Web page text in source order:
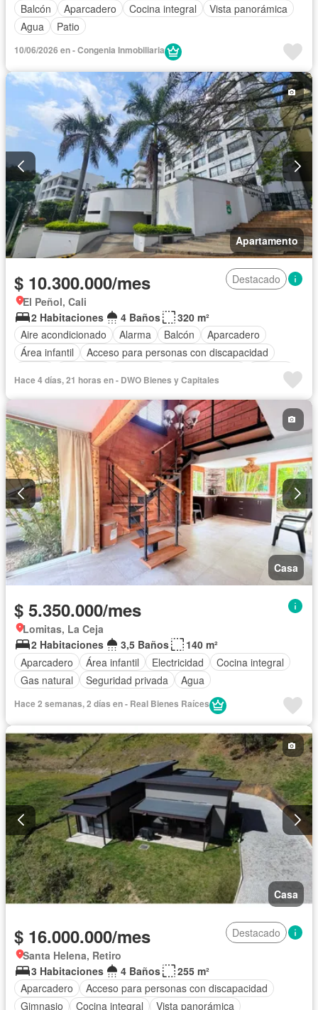
Balcón
Aparcadero Cocina integral
Vista panorámica
Agua
Patio
10/06/2026 en - Congenia Inmobiliaria
Apartamento
$ 10.300.000/mes
Destacado
El Peñol, Cali
2 Habitaciones
4 Baños
320 m²
Aire acondicionado
Alarma Balcón
Aparcadero
Área infantil
Acceso para personas con discapacidad
Internet
Ascensor
Gas natural
Vista panorámica
Cuarto de servicio Piscina Agua
Hace 4 días, 21 horas en - DWO Bienes y Capitales
Casa
$ 5.350.000/mes
Lomitas, La Ceja
2 Habitaciones
3,5 Baños
140 m²
Aparcadero
Área infantil Electricidad
Cocina integral
Gas natural
Seguridad privada Agua
Hace 2 semanas, 2 días en - Real Bienes Raíces
Casa
$ 16.000.000/mes
Destacado
Santa Helena, Retiro
3 Habitaciones
4 Baños
255 m²
Aparcadero
Acceso para personas con discapacidad
Gimnasio
Cocina integral Vista panorámica